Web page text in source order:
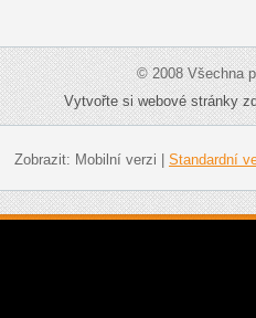
© 2008 Všechna
Vytvořte si webové stránky
Zobrazit: Mobilní verzi | Standardní